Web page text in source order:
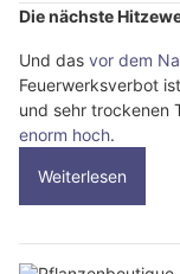
Die nächste
Und das vor dem
Feuerwerksverbot
und sehr trockenen
enorm hoch.
Weiterlesen